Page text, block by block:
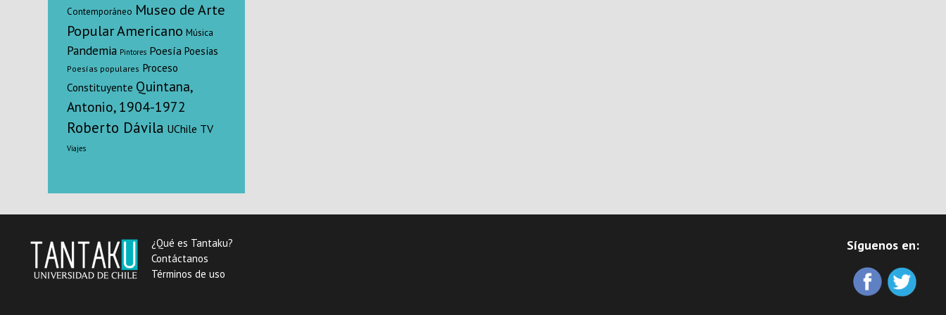
Contemporáneo Museo de Arte
Popular Americano Música
Pandemia Pintores Poesía Poesías
Poesías populares Proceso
Constituyente Quintana,
Antonio, 1904-1972
Roberto Dávila UChile TV
Viajes
¿Qué es Tantaku?
Contáctanos
Términos de uso
Síguenos en: